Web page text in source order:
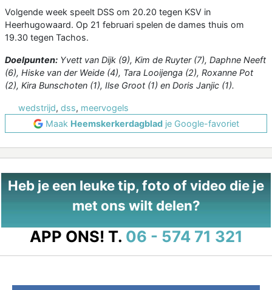
Volgende week speelt DSS om 20.20 tegen KSV in
Heerhugowaard. Op 21 februari spelen de dames thuis om
19.30 tegen Tachos.
Doelpunten: Yvett van Dijk (9), Kim de Ruyter (7), Daphne Neeft
(6), Hiske van der Weide (4), Tara Looijenga (2), Roxanne Pot
(2), Kira Bunschoten (1), Ilse Groot (1) en Doris Janjic (1).
wedstrijd, dss, meervogels
Maak Heemskerkerdagbladje Google-favoriet
Heb je een leuke tip, foto of video die je
met ons wilt delen?
APP ONS! T. 06 - 574 71 321